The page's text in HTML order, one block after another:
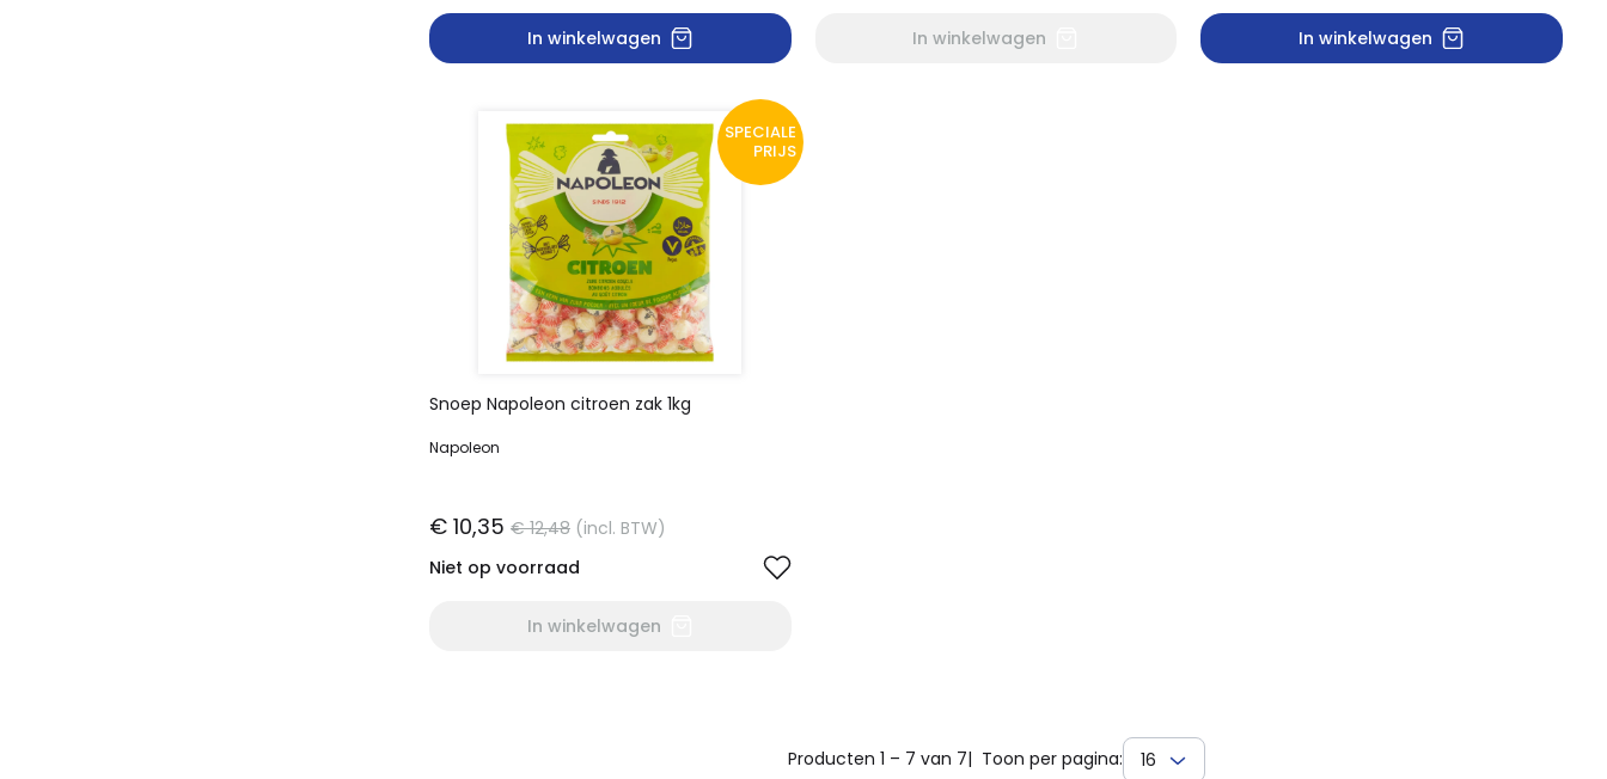
In winkelwagen In winkelwagen In winkelwagen
SPECIALE
PRIJS
Snoep Napoleon citroen zak 1kg
Napoleon
€ 10,35 € 12,48 (incl. BTW)
Niet op voorraad
In winkelwagen
Producten 1 – 7 van 7| Toon per pagina:
16